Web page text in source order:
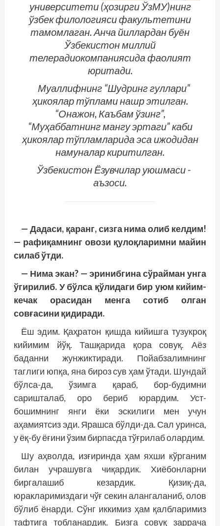
университети (ҳозирги ЎзМУ)нинг
ўзбек филологияси факультетини
тамомлаган. Анча йиллардан буён
Ўзбекистон миллий
телерадиокомпаниясида фаолият
юритади.
Муаллифнинг “Шудринг гуллари”
ҳикоялар тўплами нашр этилган.
“Онажон, Каъбам ўзинг”,
“Муҳаббатнинг мангу эртаги” каби
ҳикоялар тўпламларида эса ижодидан
намуналар киритилган.
Ўзбекистон Ёзувчилар уюшмаси ­
аъзоси.
— Дадаси, қаранг, сизга нима олиб келдим!
— рафиқамнинг овози қулоқларимни майин
силаб ўтди.
— Нима экан? — эринибгина сўрайман унга
ўгирилиб. У бўлса қўлидаги бир уюм кийим-
кечак орасидан менга сотиб олган
совғасини қидиради.
Ёш эдим. Қаҳратон қишда кийишга тузукроқ
кийимим йўқ. Ташқарида қора совуқ. Аёз
баданни жунжиктиради. Пойабзалимнинг
таглиги юпқа, яна бироз сув ҳам ўтади. Шундай
бўлса-да, ўзимга қараб, бор-будимни
саришталаб, оро бериб юрардим. Уст-
бошимнинг янги ёки эскилиги мен учун
аҳамиятсиз эди. Ярашса бўлди-да. Сал уринса,
у ёқ-бу ёғини ўзим бирпасда тўғрилаб олардим.
Шу аҳволда, изғиринда ҳам яхши кўрганим
билан учрашувга чиқардик. Хиёбонларни
биргалашиб кезардик. Қизиқ-да,
юракларимиздаги чўғ секин алангаланиб, олов
бўлиб ёнарди. Сўнг иккимиз ҳам қалбларимиз
тафтига тобланардик. Бизга совуқ заррача